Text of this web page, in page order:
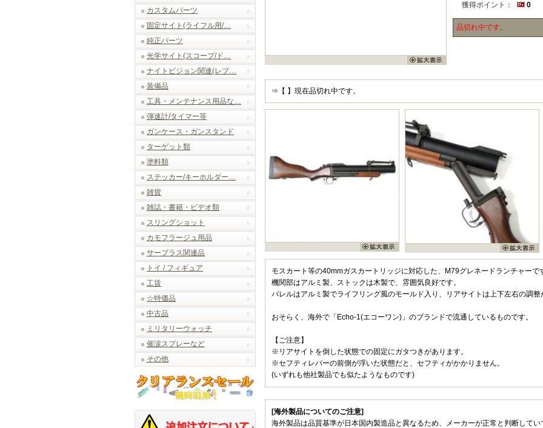
カスタムパーツ
固定サイト(ライフル用/…
純正パーツ
光学サイト(スコープ/ド…
ナイトビジョン関連(レプ…
装備品
工具・メンテナンス用品な…
弾速計/タイマー等
ガンケース・ガンスタンド
ターゲット類
塗料類
ステッカー/キーホルダー…
雑貨
雑誌・書籍・ビデオ類
スリングショット
カモフラージュ用品
サープラス関連品
トイ / フィギュア
工賃
☆特価品
中古品
ミリタリーウォッチ
催涙スプレーなど
その他
獲得ポイント：
0
品切れ中です。
⇒【 】現在品切れ中です。
モスカート等の40mmガスカートリッジに対応した、M79グレネードランチャーで
機関部はアルミ製、ストックは木製で、雰囲気良好です。
バレルはアルミ製でライフリング風のモールド入り、リアサイトは上下左右の調整
おそらく、海外で「Echo-1(エコーワン)」のブランドで流通しているものです。
【ご注意】
※リアサイトを倒した状態での固定にガタつきがあります。
※セフティレバーの前側が浮いた状態だと、セフティがかかりません。
(いずれも他社製品でも似たようなものです)
[海外製品についてのご注意]
海外製品は品質基準が日本国内製造品と異なるため、メーカーが正常と判断して